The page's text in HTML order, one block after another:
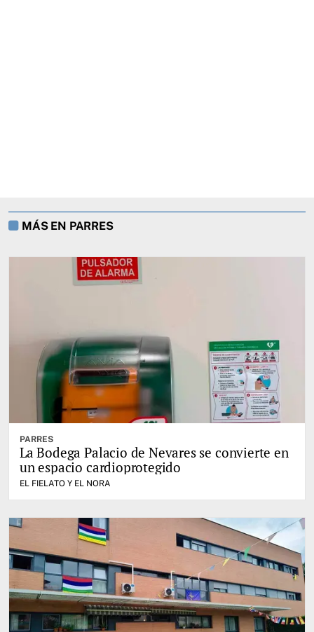
MÁS EN PARRES
PARRES
La Bodega Palacio de Nevares se convierte en
un espacio cardioprotegido
EL FIELATO Y EL NORA